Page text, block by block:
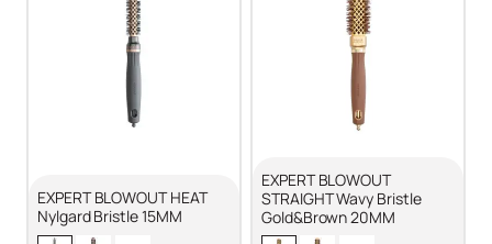
EXPERT BLOWOUT HEAT
Nylgard Bristle 15MM
EXPERT BLOWOUT
STRAIGHT Wavy Bristle
Gold&Brown 20MM